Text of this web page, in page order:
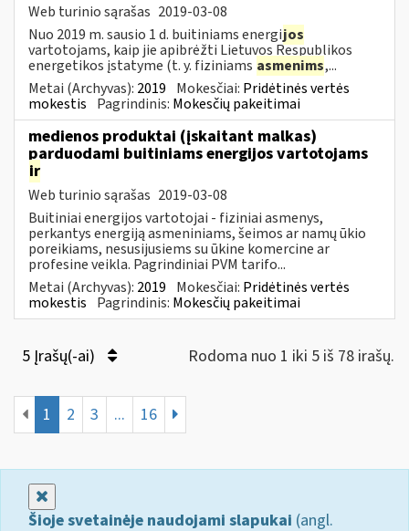
Web turinio sąrašas 2019-03-08
Nuo 2019 m. sausio 1 d. buitiniams energijos
vartotojams, kaip jie apibrėžti Lietuvos Respublikos
energetikos įstatyme (t. y. fiziniams asmenims,...
Metai (Archyvas): 2019 Mokesčiai: Pridėtinės vertės
mokestis Pagrindinis: Mokesčių pakeitimai
medienos produktai (įskaitant malkas)
parduodami buitiniams energijos vartotojams
ir
Web turinio sąrašas 2019-03-08
Buitiniai energijos vartotojai - fiziniai asmenys,
perkantys energiją asmeniniams, šeimos ar namų ūkio
poreikiams, nesusijusiems su ūkine komercine ar
profesine veikla. Pagrindiniai PVM tarifo...
Metai (Archyvas): 2019 Mokesčiai: Pridėtinės vertės
mokestis Pagrindinis: Mokesčių pakeitimai
5 Įrašų(-ai) Rodoma nuo 1 iki 5 iš 78 irašų.
1 2 3 ... 16
Šioje svetainėje naudojami slapukai (angl.